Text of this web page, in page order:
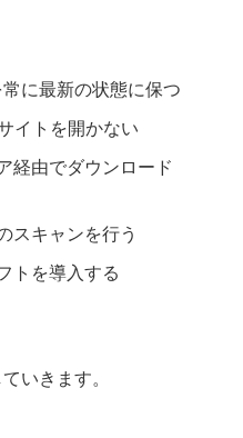
に最新の状態に保つ
イトを開かない
経由でダウンロード
スキャンを行う
トを導入する
いきます。